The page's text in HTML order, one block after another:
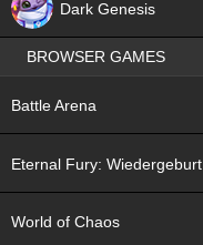
Dark Genesis
BROWSER GAMES
Battle Arena
Eternal Fury: Wiedergeburt
World of Chaos